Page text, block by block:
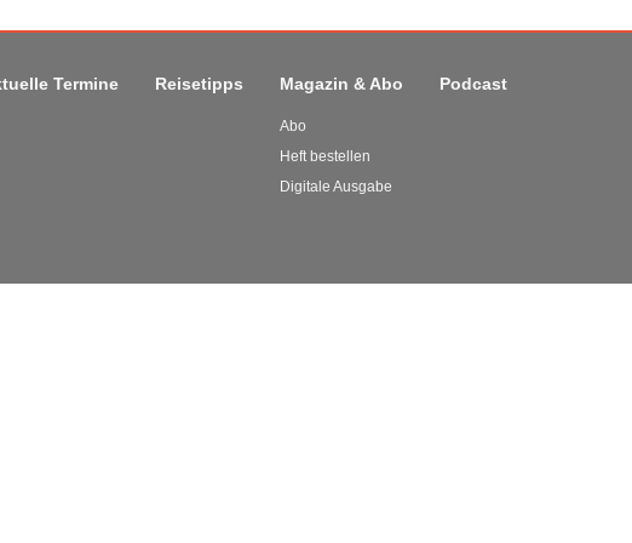
Termine Reisetipps Magazin & Abo
Abo
Heft bestellen
Digitale Ausgabe
Podcast